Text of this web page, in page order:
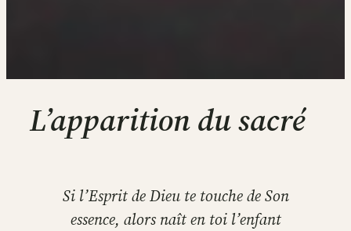
L’apparition du sacré
Si l’Esprit de Dieu te touche de Son
essence, alors naît en toi l’enfant